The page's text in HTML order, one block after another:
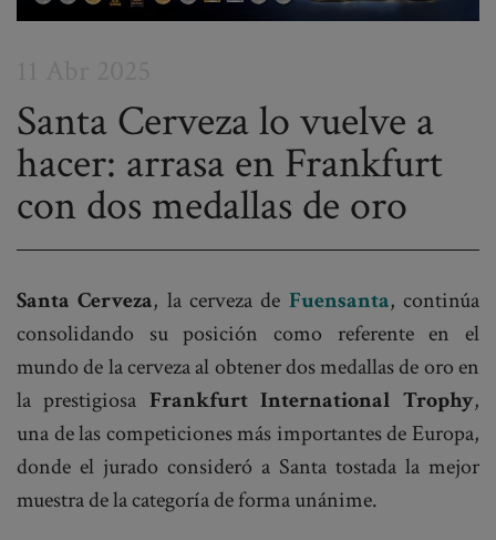
Santa Cerveza lo vuelve a
hacer: arrasa en Frankfurt
con dos medallas de oro
Santa Cerveza, la cerveza de Fuensanta, continúa
consolidando su posición como referente en el
mundo de la cerveza al obtener dos medallas de oro en
la prestigiosa Frankfurt International Trophy,
una de las competiciones más importantes de Europa,
donde el jurado consideró a Santa tostada la mejor
muestra de la categoría de forma unánime.
Post
navigation